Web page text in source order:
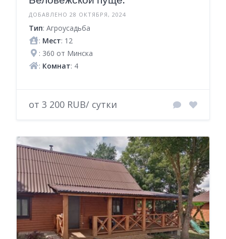
ДОБАВЛЕНО 28 ОКТЯБРЯ, 2024
Тип: Агроусадьба
: Мест: 12
: 360 от Минска
: Комнат: 4
от 3 200 RUB/ сутки